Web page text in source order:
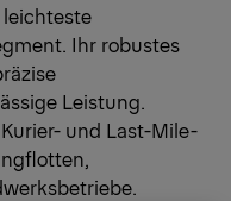
leichteste
Ihr robustes
Leistung.
und Last-Mile-